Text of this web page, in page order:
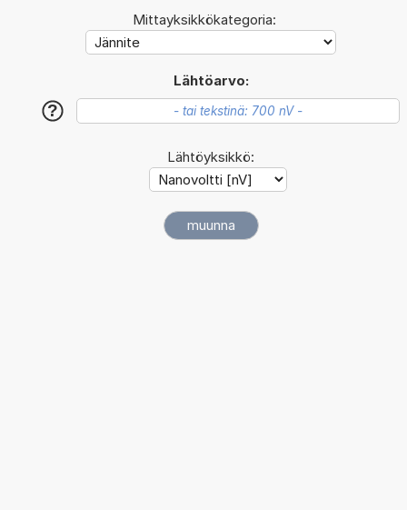
Mittayksikkökategoria:
Lähtöarvo:
?
Lähtöyksikkö: